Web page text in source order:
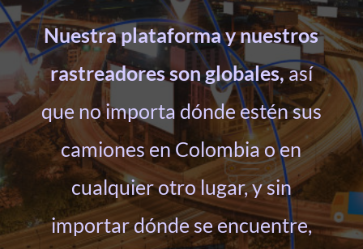
Nuestra plataforma y nuestros
rastreadores son globales,así
que no importa dónde estén sus
camiones en Colombia o en
cualquier otro lugar, y sin
importar dónde se encuentre,